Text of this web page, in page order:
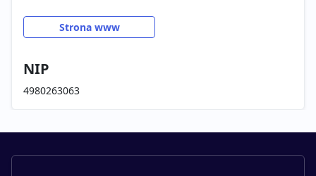
Strona www
NIP
4980263063